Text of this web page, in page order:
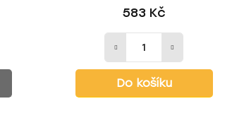
583 Kč
Do košíku